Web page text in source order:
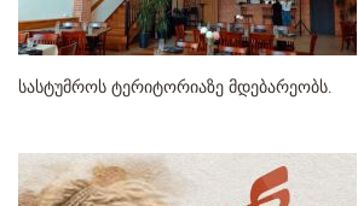
სასტუმროს ტერიტორიაზე მდებარეობს.